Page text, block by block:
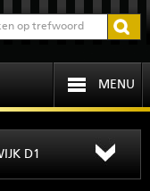
MENU
D1